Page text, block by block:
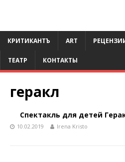
КРИТИКАНТЪ ART
ТЕАТР КОНТАКТЫ
геракл
Спектакль для детей
10.02.2019 Irena Kristo